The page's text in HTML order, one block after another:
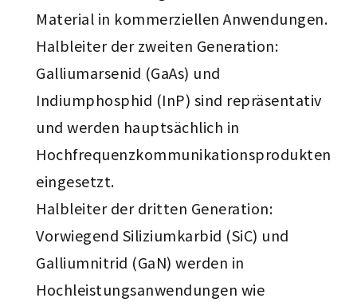
Material in kommerziellen Anwendungen.
Halbleiter der zweiten Generation:
Galliumarsenid (GaAs) und
Indiumphosphid (InP) sind repräsentativ
und werden hauptsächlich in
Hochfrequenzkommunikationsprodukten
eingesetzt.
Halbleiter der dritten Generation:
Vorwiegend Siliziumkarbid (SiC) und
Galliumnitrid (GaN) werden in
Hochleistungsanwendungen wie